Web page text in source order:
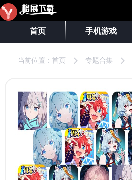
首页 手机游戏
当前位置： 首页 专题合集